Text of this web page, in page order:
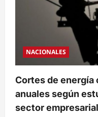
mejor
servicio
eléctrico
NACIONALES
Cortes de energía
anuales según
sector